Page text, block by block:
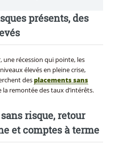
présents, des
une récession qui pointe, les
élevés en pleine crise,
desplacements sans
remontée des taux d’intérêts.
risque, retour
et comptes à terme